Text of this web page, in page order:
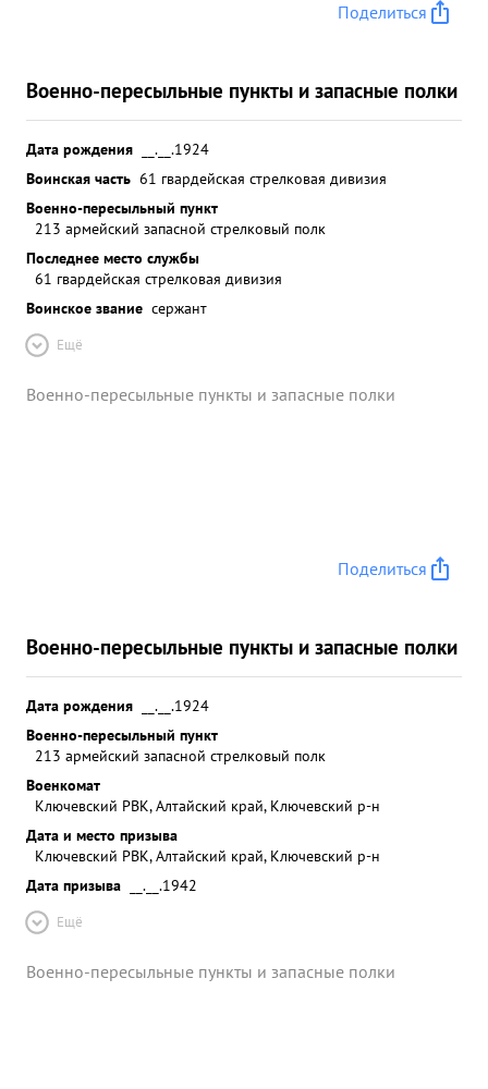
Поделиться
Военно-пересыльные пункты и запасные полки
Дата рождения
__.__.1924
Воинская часть 61 гвардейская стрелковая дивизия
Военно-пересыльный пункт
213 армейский запасной стрелковый полк
Последнее место службы
61 гвардейская стрелковая дивизия
Воинское звание сержант
Ещё
Военно-пересыльные пункты и запасные полки
Поделиться
Военно-пересыльные пункты и запасные полки
Дата рождения
__.__.1924
Военно-пересыльный пункт
213 армейский запасной стрелковый полк
Военкомат
Ключевский РВК, Алтайский край, Ключевский р-н
Дата и место призыва
Ключевский РВК, Алтайский край, Ключевский р-н
Дата призыва
__.__.1942
Ещё
Военно-пересыльные пункты и запасные полки